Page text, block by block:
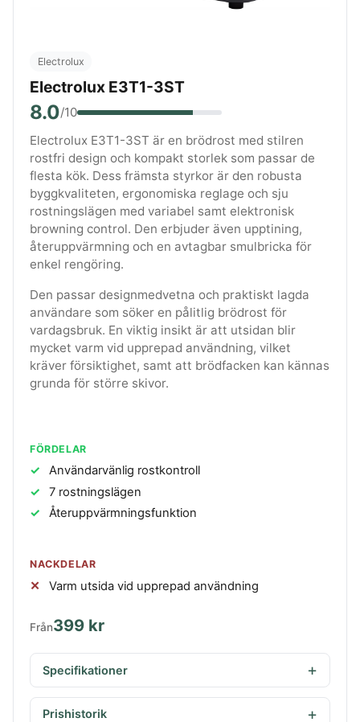
Electrolux
Electrolux E3T1-3ST
8.0/10
Electrolux E3T1-3ST är en brödrost med stilren
rostfri design och kompakt storlek som passar de
flesta kök. Dess främsta styrkor är den robusta
byggkvaliteten, ergonomiska reglage och sju
rostningslägen med variabel samt elektronisk
browning control. Den erbjuder även upptining,
återuppvärmning och en avtagbar smulbricka för
enkel rengöring.
Den passar designmedvetna och praktiskt lagda
användare som söker en pålitlig brödrost för
vardagsbruk. En viktig insikt är att utsidan blir
mycket varm vid upprepad användning, vilket
kräver försiktighet, samt att brödfacken kan kännas
grunda för större skivor.
FÖRDELAR
Användarvänlig rostkontroll
7 rostningslägen
Återuppvärmningsfunktion
NACKDELAR
Varm utsida vid upprepad användning
Från399 kr
Specifikationer
Prishistorik